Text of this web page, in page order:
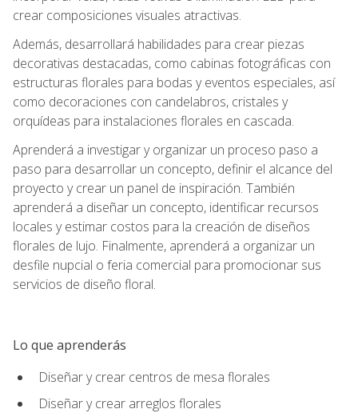
crear composiciones visuales atractivas.
Además, desarrollará habilidades para crear piezas
decorativas destacadas, como cabinas fotográficas con
estructuras florales para bodas y eventos especiales, así
como decoraciones con candelabros, cristales y
orquídeas para instalaciones florales en cascada.
Aprenderá a investigar y organizar un proceso paso a
paso para desarrollar un concepto, definir el alcance del
proyecto y crear un panel de inspiración. También
aprenderá a diseñar un concepto, identificar recursos
locales y estimar costos para la creación de diseños
florales de lujo. Finalmente, aprenderá a organizar un
desfile nupcial o feria comercial para promocionar sus
servicios de diseño floral.
Lo que aprenderás
Diseñar y crear centros de mesa florales
Diseñar y crear arreglos florales